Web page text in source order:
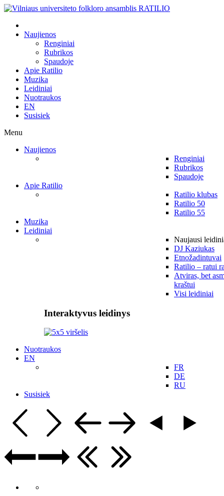
Naujienos
Renginiai
Rubrikos
Spaudoje
Apie Ratilio
Muzika
Leidiniai
Nuotraukos
EN
Susisiek
Menu
Naujienos
Renginiai
Rubrikos
Spaudoje
Apie Ratilio
Ratilio klubas
Ratilio 50
Ratilio 55
Muzika
Leidiniai
Naujausi
DJ Kaziukas
Etnožadintuvai
Ratilio – ratui
Atviras, bet
kraštui
Visi leidiniai
Interaktyvus leidinys
Nuotraukos
EN
FR
DE
RU
Susisiek